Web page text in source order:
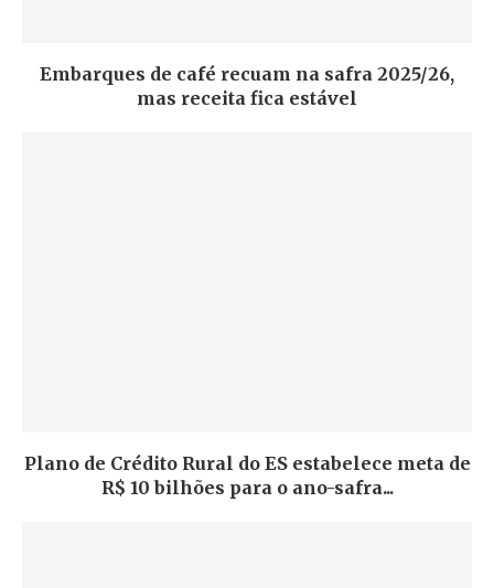
Embarques de café recuam na safra 2025/26,
mas receita fica estável
Plano de Crédito Rural do ES estabelece meta de
R$ 10 bilhões para o ano-safra...